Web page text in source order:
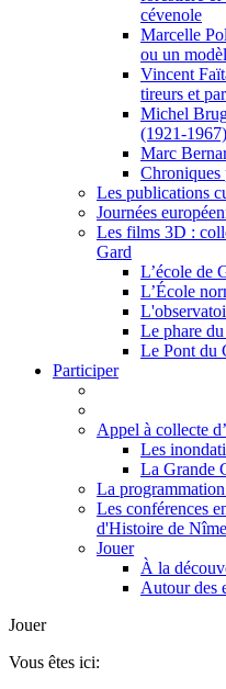
cévenole
Marcelle
ou un
Vincent
tireurs et
Michel
(1921-1967)
Marc
Chroniques
Les publications
Journées
Les films 3D :
Gard
L’école de
L’École
Le phare
Le Pont du
Participer
Appel à collecte
Les
La Grande
La
Les conférences
d'Histoire de
Jouer
À la
Autour des
Jouer
Vous êtes ici: